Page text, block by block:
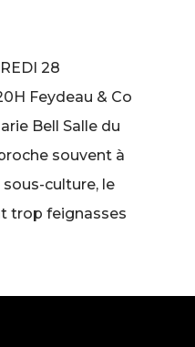
28
Feydeau & Co
Bell Salle du
souvent à
sous-culture, le
trop feignasses